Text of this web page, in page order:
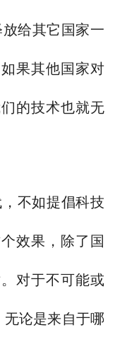
给其它国家一
果其他国家对
的技术也就无
不如提倡科技
效果，除了国
对于不可能或
无论是来自于哪